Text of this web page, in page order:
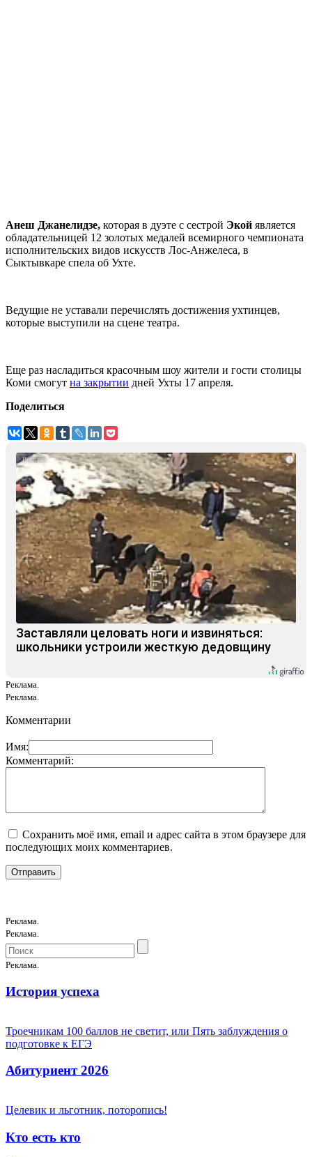
Анеш Джанелидзе, которая в дуэте с сестрой Экой является
обладательницей 12 золотых медалей всемирного чемпионата
исполнительских видов искусств Лос-Анжелеса, в
Сыктывкаре спела об Ухте.
Ведущие не уставали перечислять достижения ухтинцев,
которые выступили на сцене театра.
Еще раз насладиться красочным шоу жители и гости столицы
Коми смогут на закрытии дней Ухты 17 апреля.
Поделиться
i
Заставляли целовать ноги и извиняться:
школьники устроили жесткую дедовщину
Реклама.
Реклама.
Комментарии
Имя:
Комментарий:
Сохранить моё имя, email и адрес сайта в этом браузере для
последующих моих комментариев.
Реклама.
Реклама.
Реклама.
История успеха
Троечникам 100 баллов не светит, или Пять заблуждения о
подготовке к ЕГЭ
Абитуриент 2026
Целевик и льготник, поторопись!
Кто есть кто